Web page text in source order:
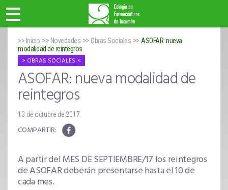
>> Inicio >> Novedades >> Obras Sociales >> ASOFAR: nueva
modalidad de reintegros
OBRAS SOCIALES
ASOFAR: nueva modalidad de
reintegros
13 de octubre de 2017
A partir del MES DE SEPTIEMBRE/17 los reintegros
de ASOFAR deberán presentarse hasta el 10 de
cada mes.